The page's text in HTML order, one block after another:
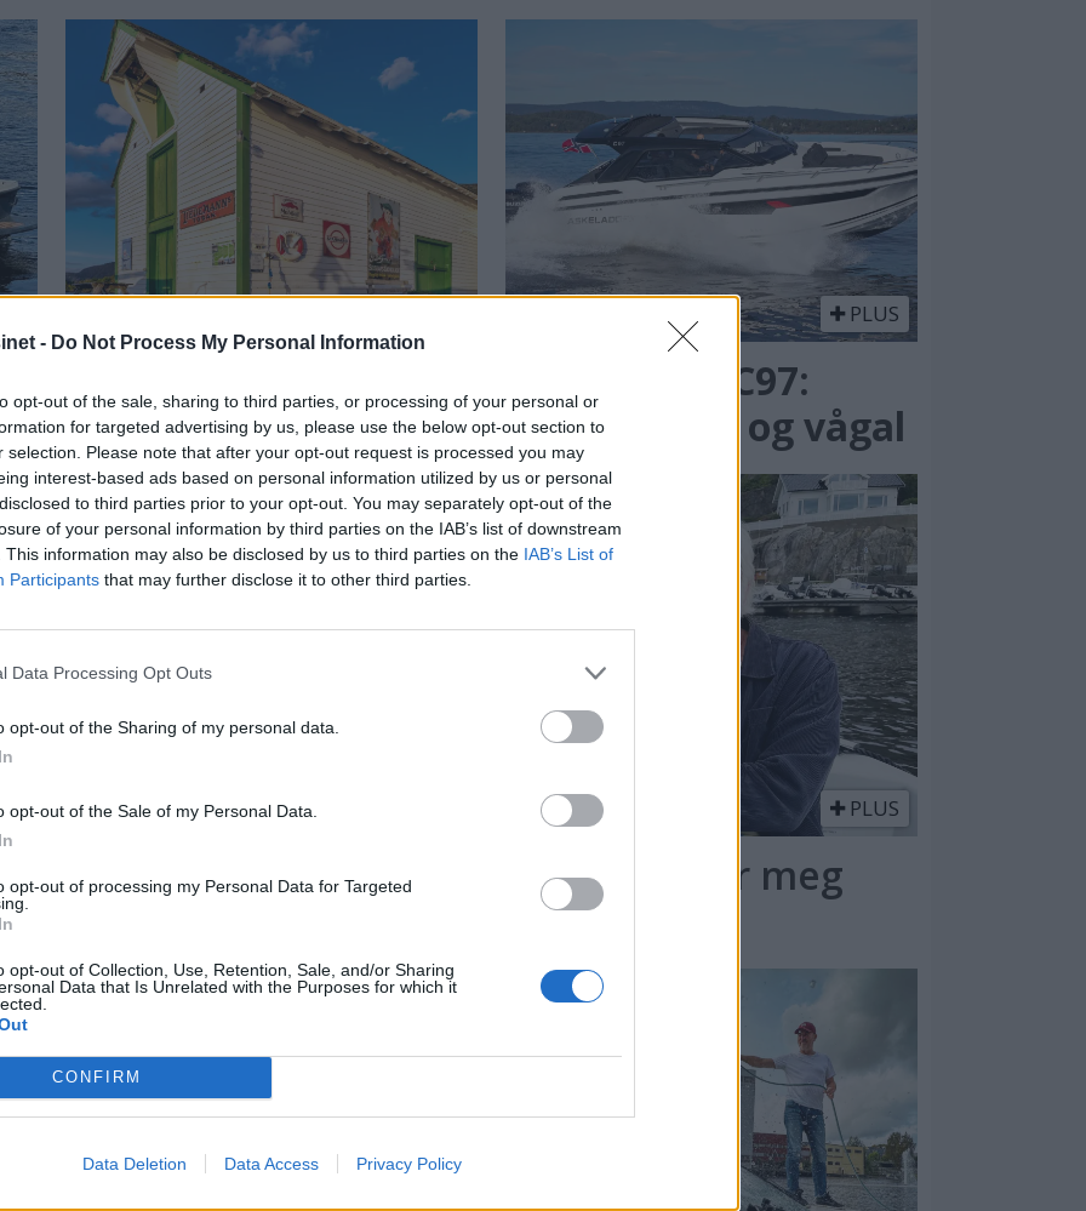
- Do Not Process My Personal Information
opt-out of the sale, sharing to third parties, or processing of your personal or
for targeted advertising by us, please use the below opt-out section to
selection. Please note that after your opt-out request is processed you may
interest-based ads based on personal information utilized by us or personal
to third parties prior to your opt-out. You may separately opt-out of the
of your personal information by third parties on the IAB’s list of downstream
This information may also be disclosed by us to third parties on the IAB’s List of
Participants that may further disclose it to other third parties.
Data Processing Opt Outs
opt-out of the Sharing of my personal data.
opt-out of the Sale of my Personal Data.
opt-out of processing my Personal Data for Targeted
opt-out of Collection, Use, Retention, Sale, and/or Sharing
Data that Is Unrelated with the Purposes for which it
CONFIRM
Data Deletion Data Access Privacy Policy
Årbakka Handelsstad
PLUS
Askeladden C97:
Nyskapende og vågal
PLUS PLUS
Kystens poet: – Båten gir meg
fred og ro i sjela